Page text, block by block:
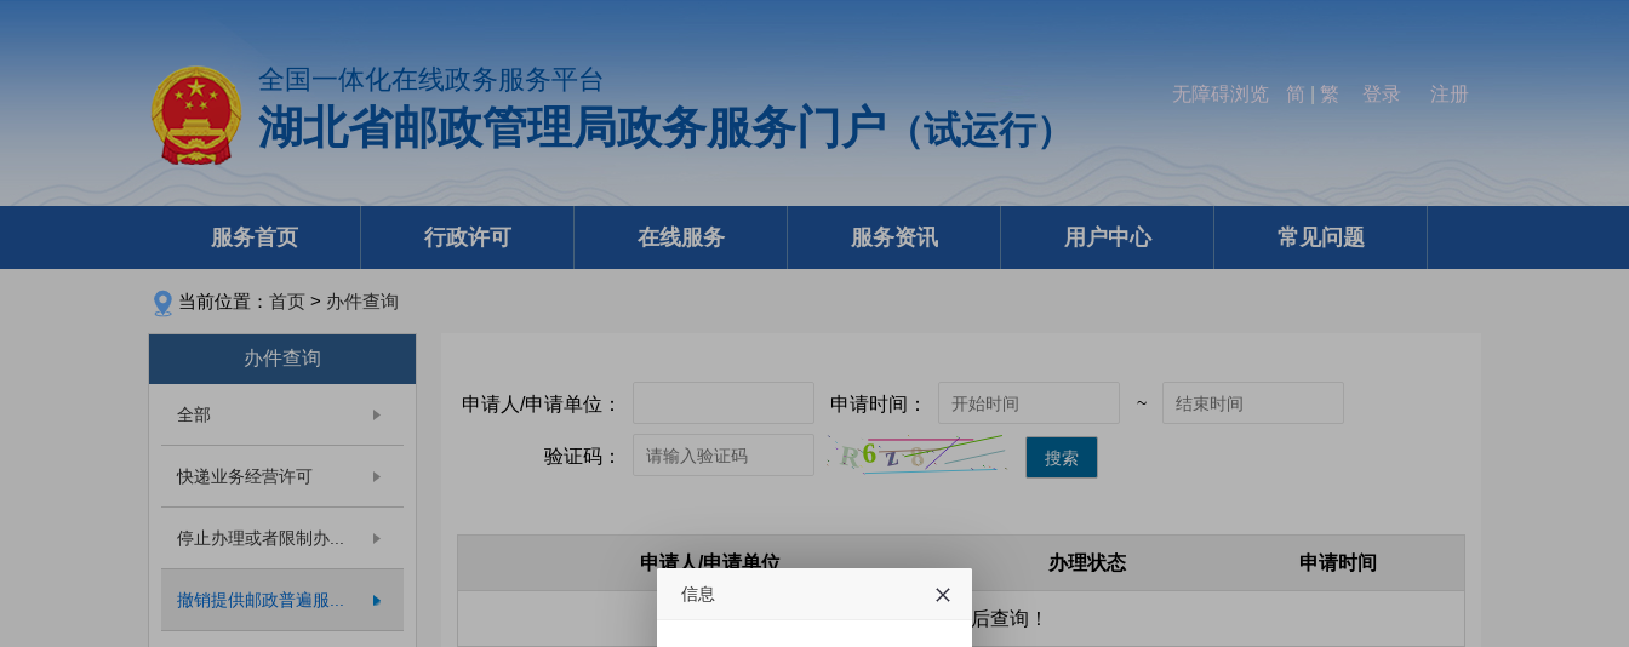
全国一体化在线政务服务平台
湖北省邮政管理局政务服务门户 （试运行）
无障碍浏览 简 繁 登录 注册
服务首页 行政许可 在线服务 服务资讯 用户中心 常见问题
当前位置： 首页 > 办件查询
办件查询
全部
快递业务经营许可
停止办理或者限制办...
撤销提供邮政普遍服...
申请人/申请单位： 申请时间： ~
验证码： 搜索
申请人/申请单位 办理状态 申请时间
请输入条件后查询！
信息